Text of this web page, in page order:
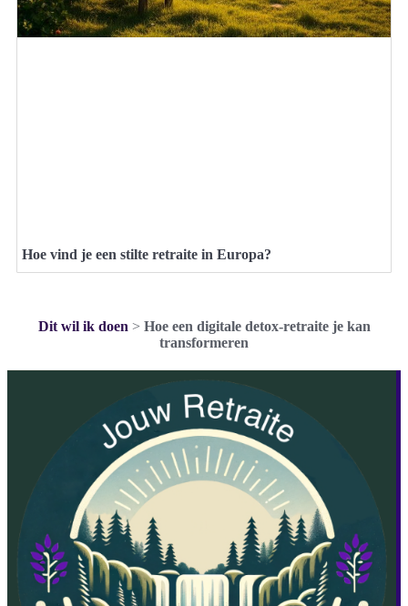
Hoe vind je een stilte retraite in Europa?
Dit wil ik doen > Hoe een digitale detox-retraite je kan
transformeren